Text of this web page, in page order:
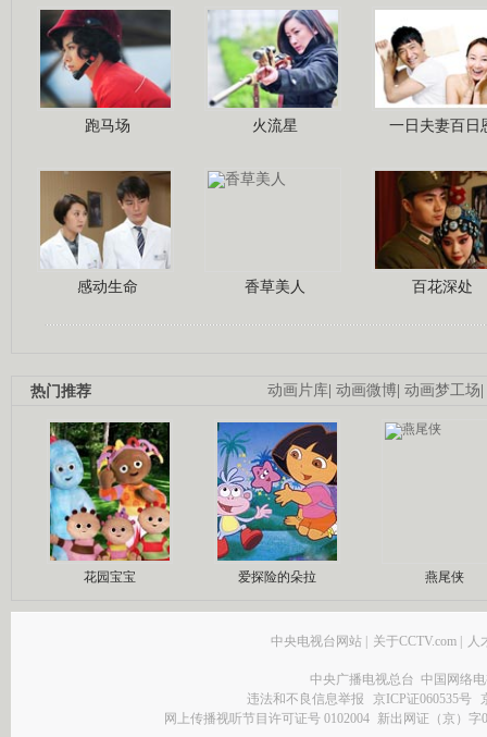
跑马场 火流星 一日夫妻百日
感动生命 香草美人 百花深处
动画片库 动画微博 动画梦工场
热门推荐
花园宝宝 爱探险的朵拉 燕尾侠
中央电视台网站 关于CCTV.com 人
中央广播电视总台 中国网络
违法和不良信息举报
京ICP证060535号
网上传播视听节目许可证号 0102004 新出网证（京）